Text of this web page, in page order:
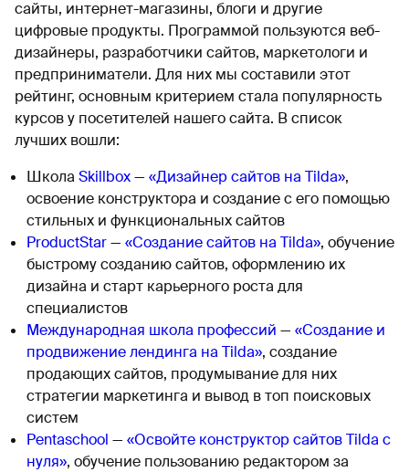
сайты, интернет-магазины, блоги и другие
цифровые продукты. Программой пользуются веб-
дизайнеры, разработчики сайтов, маркетологи и
предприниматели. Для них мы составили этот
рейтинг, основным критерием стала популярность
курсов у посетителей нашего сайта. В список
лучших вошли:
Школа Skillbox— «Дизайнер сайтов на Tilda»,
освоение конструктора и создание с его помощью
стильных и функциональных сайтов
ProductStar— «Создание сайтов на Tilda», обучение
быстрому созданию сайтов, оформлению их
дизайна и старт карьерного роста для
специалистов
Международная школа профессий — «Создание и
продвижение лендинга на Tilda», создание
продающих сайтов, продумывание для них
стратегии маркетинга и вывод в топ поисковых
систем
Pentaschool — «Освойте конструктор сайтов Tilda с
нуля», обучение пользованию редактором за